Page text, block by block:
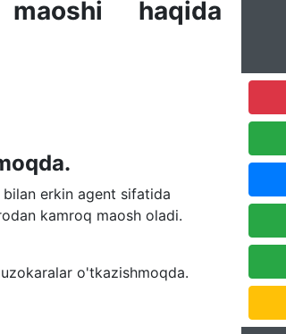
haqida
erkin agent sifatida
kamroq maosh oladi.
o'tkazishmoqda.